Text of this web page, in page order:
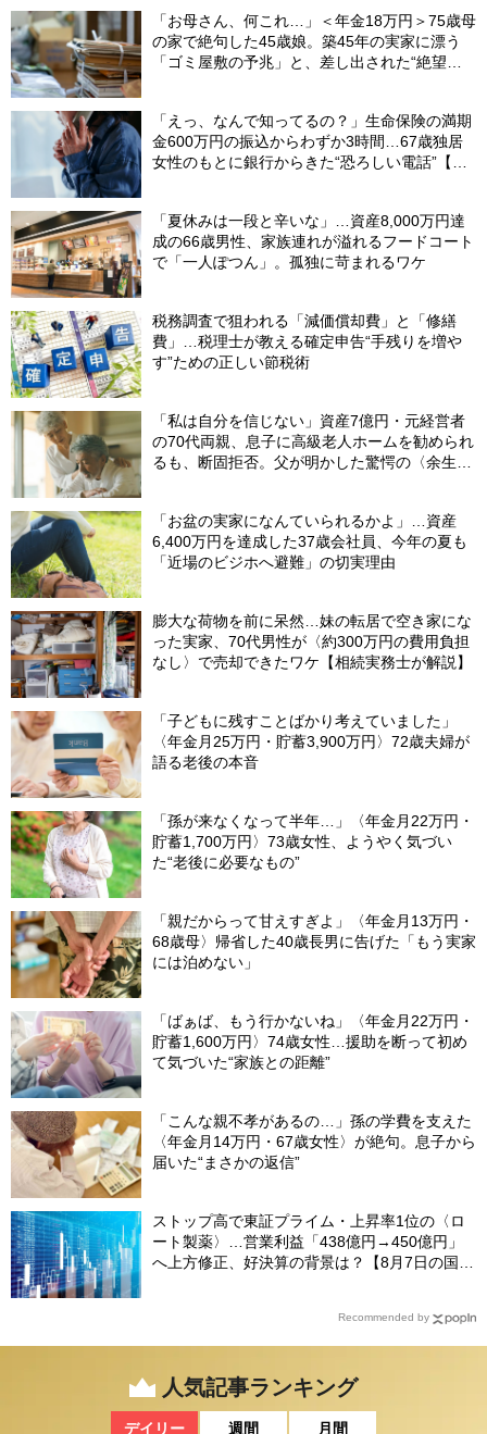
「お母さん、何これ…」＜年金18万円＞75歳母
の家で絶句した45歳娘。築45年の実家に漂う
「ゴミ屋敷の予兆」と、差し出された“絶望の
「えっ、なんで知ってるの？」生命保険の満期
金600万円の振込からわずか3時間…67歳独居
女性のもとに銀行からきた“恐ろしい電話”【FP
「夏休みは一段と辛いな」…資産8,000万円達
成の66歳男性、家族連れが溢れるフードコート
で「一人ぽつん」。孤独に苛まれるワケ
税務調査で狙われる「減価償却費」と「修繕
費」…税理士が教える確定申告“手残りを増や
す”ための正しい節税術
「私は自分を信じない」資産7億円・元経営者
の70代両親、息子に高級老人ホームを勧められ
るも、断固拒否。父が明かした驚愕の〈余生計
「お盆の実家になんていられるかよ」…資産
6,400万円を達成した37歳会社員、今年の夏も
「近場のビジホへ避難」の切実理由
膨大な荷物を前に呆然…妹の転居で空き家にな
った実家、70代男性が〈約300万円の費用負担
なし〉で売却できたワケ【相続実務士が解説】
「子どもに残すことばかり考えていました」
〈年金月25万円・貯蓄3,900万円〉72歳夫婦が
語る老後の本音
「孫が来なくなって半年…」〈年金月22万円・
貯蓄1,700万円〉73歳女性、ようやく気づい
た“老後に必要なもの”
「親だからって甘えすぎよ」〈年金月13万円・
68歳母〉帰省した40歳長男に告げた「もう実家
には泊めない」
「ばぁば、もう行かないね」〈年金月22万円・
貯蓄1,600万円〉74歳女性…援助を断って初め
て気づいた“家族との距離”
「こんな親不孝があるの…」孫の学費を支えた
〈年金月14万円・67歳女性〉が絶句。息子から
届いた“まさかの返信”
ストップ高で東証プライム・上昇率1位の〈ロ
ート製薬〉…営業利益「438億円→450億円」
へ上方修正、好決算の背景は？【8月7日の国内
Recommended by
人気記事ランキング
デイリー 週間 月間